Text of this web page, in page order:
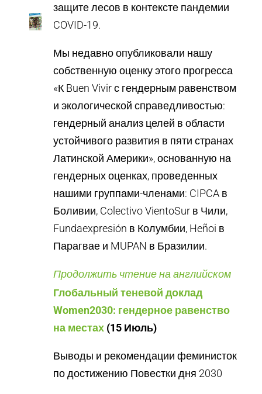
защите лесов в контексте пандемии
COVID-19.
Мы недавно опубликовали нашу
собственную оценку этого прогресса
«К Buen Vivir с гендерным равенством
и экологической справедливостью:
гендерный анализ целей в области
устойчивого развития в пяти странах
Латинской Америки», основанную на
гендерных оценках, проведенных
нашими группами-членами: CIPCA в
Боливии, Colectivo VientoSur в Чили,
Fundaexpresión в Колумбии, Heñoi в
Парагвае и MUPAN в Бразилии.
Продолжить чтение на английском
Глобальный теневой доклад
Women2030: гендерное равенство
на местах (15 Июль)
Выводы и рекомендации феминисток
по достижению Повестки дня 2030